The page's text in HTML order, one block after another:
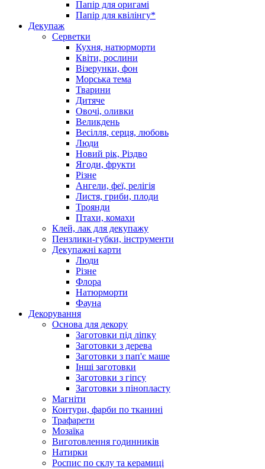
Папір для оригамі
Папір для квілінгу*
Декупаж
Серветки
Кухня, натюрморти
Квіти, рослини
Візерунки, фон
Морська тема
Тварини
Дитяче
Овочі, оливки
Великдень
Весілля, серця, любовь
Люди
Новий рік, Різдво
Ягоди, фрукти
Різне
Ангели, феї, релігія
Листя, гриби, плоди
Троянди
Птахи, комахи
Клей, лак для декупажу
Пензлики-губки, інструменти
Декупажні карти
Люди
Різне
Флора
Натюрморти
Фауна
Декорування
Основа для декору
Заготовки під ліпку
Заготовки з дерева
Заготовки з пап'є маше
Інші заготовки
Заготовки з гіпсу
Заготовки з пінопласту
Магніти
Контури, фарби по тканині
Трафарети
Мозаїка
Виготовлення годинників
Натирки
Роспис по склу та керамиці